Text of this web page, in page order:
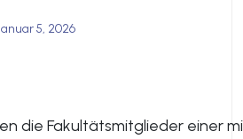
5, 2026
die Fakultätsmitglieder einer